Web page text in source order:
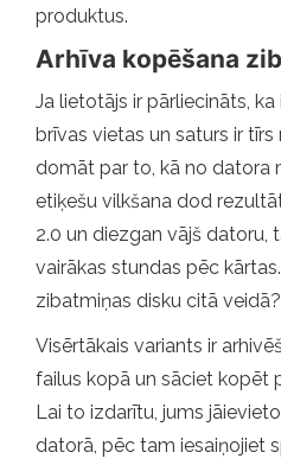
produktus.
Arhīva kopēšana
Ja lietotājs ir pārliecināts,
brīvas vietas un saturs ir tīrs
domāt par to, kā no datora
etiķešu vilkšana dod
2.0 un diezgan vājš datoru,
vairākas stundas pēc
zibatmiņas disku citā veidā?
Visērtākais variants ir
failus kopā un sāciet kopēt
Lai to izdarītu, jums
datorā, pēc tam iesaiņojiet